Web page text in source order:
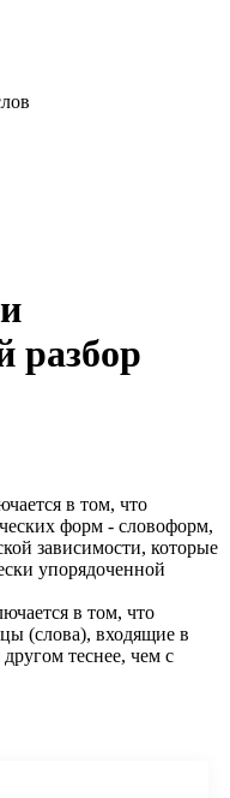
разбор
в том, что
форм - словоформ,
зависимости, которые
упорядоченной
в том, что
(слова), входящие в
теснее, чем с